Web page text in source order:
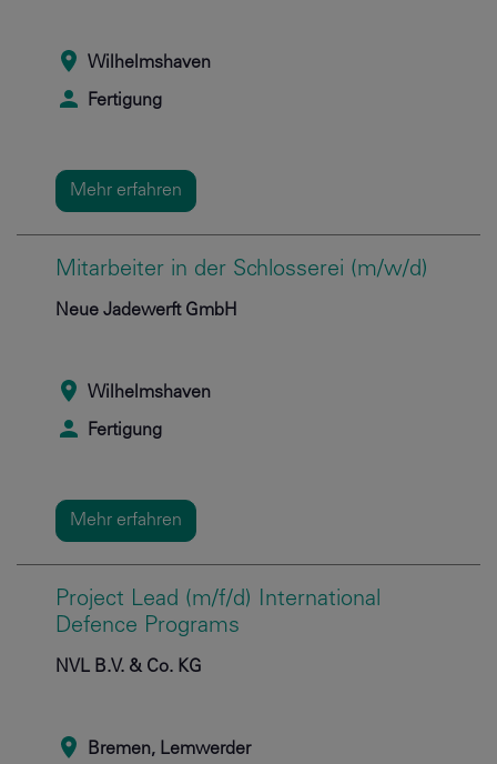
Wilhelmshaven
Fertigung
Mehr erfahren
Mitarbeiter in der Schlosserei (m/w/d)
Neue Jadewerft GmbH
Wilhelmshaven
Fertigung
Mehr erfahren
Project Lead (m/f/d) International
Defence Programs
NVL B.V. & Co. KG
Bremen, Lemwerder